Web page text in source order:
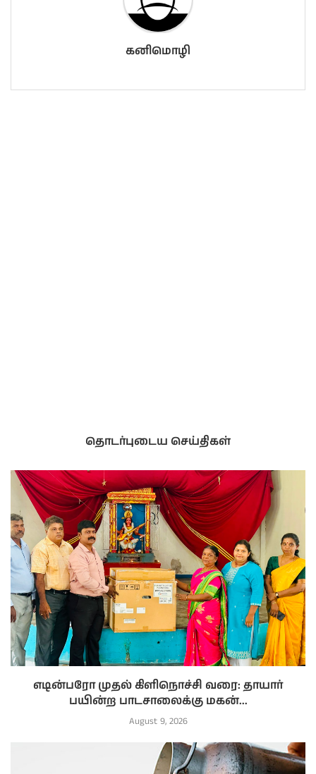
கனிமொழி
தொடர்புடைய செய்திகள்
எடின்பரோ முதல் கிளிநொச்சி வரை: தாயார்
பயின்ற பாடசாலைக்கு மகன்...
August 9, 2026